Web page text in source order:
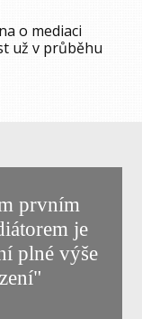
o mediaci
už v průběhu
prvním
je
plné výše